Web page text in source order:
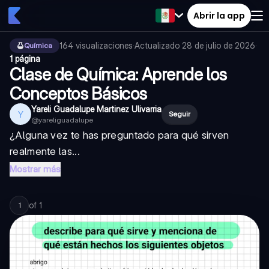
Abrir la app
Química 164 visualizaciones·Actualizado 28 de julio de 2026·
1 página
Clase de Química: Aprende los
Conceptos Básicos
Y Yareli Guadalupe Martinez Ulivarria
@yareliguadalupe
Seguir
¿Alguna vez te has preguntado para qué sirven
realmente las...
Mostrar más
1 of 1